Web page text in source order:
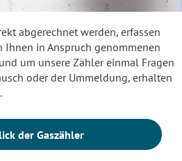
abgerechnet werden, erfassen
Ihnen in Anspruch genommenen
um unsere Zähler einmal Fragen
oder der Ummeldung, erhalten
der Gaszähler